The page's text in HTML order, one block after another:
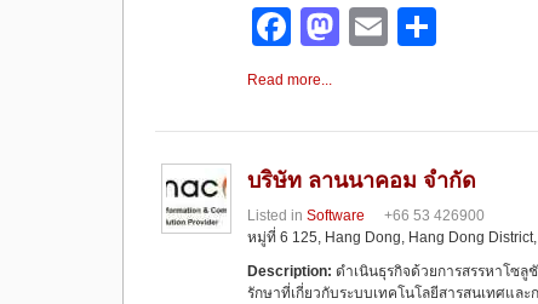
F
a
e
b
o
o
M
o
d
o
n
E
e
Read more...
บริษัท ลานนาคอม จำกัด
Listed in Software
+66 53 426900
หมู่ที่ 6 125, Hang Dong, Hang Dong
Description: ดำเนินธุรกิจด้วยการสรรหาโซ
รักษาที่เกี่ยวกับระบบเทคโนโลยีสารสนเทศแล